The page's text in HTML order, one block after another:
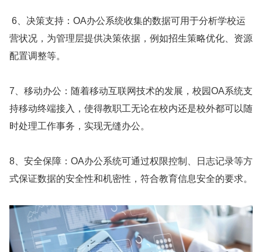
6、决策支持：OA办公系统收集的数据可用于分析学校运
营状况，为管理层提供决策依据，例如招生策略优化、资源
配置调整等。
7、移动办公：随着移动互联网技术的发展，校园OA系统支
持移动终端接入，使得教职工无论在校内还是校外都可以随
时处理工作事务，实现无缝办公。
8、安全保障：OA办公系统可通过权限控制、日志记录等方
式保证数据的安全性和机密性，符合教育信息安全的要求。